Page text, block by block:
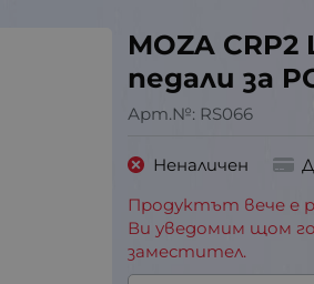
MOZA
педали за
Арт.№: RS066
Неналичен
Продуктът вече е
Ви уведомим щом
заместител.